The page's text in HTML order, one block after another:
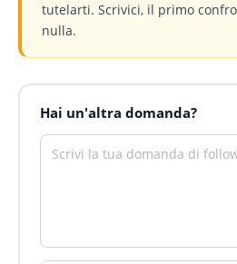
tutelarti. Scrivici, il primo
nulla.
Hai un'altra domanda?